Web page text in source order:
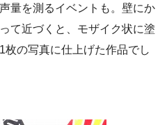
量を測るイベントも。壁にか
て近づくと、モザイク状に塗
枚の写真に仕上げた作品でし